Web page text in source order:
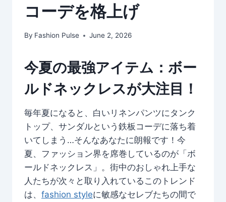
コーデを格上げ
By Fashion Pulse June 2, 2026
今夏の最強アイテム：ボー
ルドネックレスが大注目！
毎年夏になると、白いリネンパンツにタンク
トップ、サンダルという鉄板コーデに落ち着
いてしまう…そんなあなたに朗報です！今
夏、ファッション界を席巻しているのが「ボ
ールドネックレス」。街中のおしゃれ上手な
人たちが次々と取り入れているこのトレンド
は、 fashion styleに敏感なセレブたちの間で